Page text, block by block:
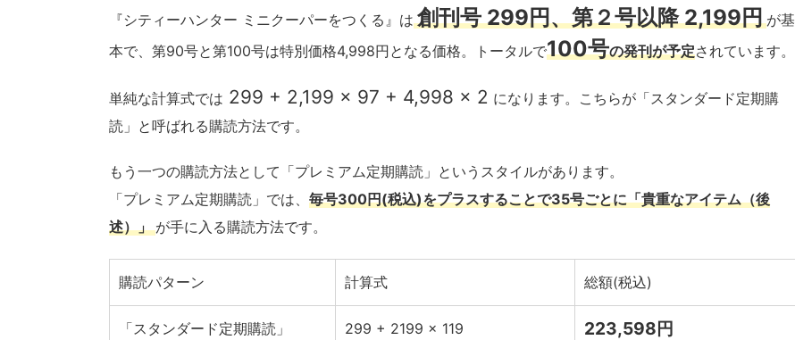
『シティーハンター ミニクーパーをつくる』は 創刊号 299円、第２号以降 2,199円 が基
本で、第90号と第100号は特別価格4,998円となる価格。トータルで100号の発刊が予定されています。
単純な計算式では 299 + 2,199 × 97 + 4,998 × 2 になります。こちらが「スタンダード定期購
読」と呼ばれる購読方法です。
もう一つの購読方法として「プレミアム定期購読」というスタイルがあります。
「プレミアム定期購読」では、 毎号300円(税込)をプラスすることで35号ごとに「貴重なアイテム（後
述）」が手に入る購読方法です。
購読パターン 計算式 総額(税込)
「スタンダード定期購読」 299 + 2199 × 119 223,598円